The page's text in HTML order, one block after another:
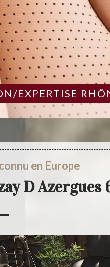
EXPERTISE
en Europe
D Azergues